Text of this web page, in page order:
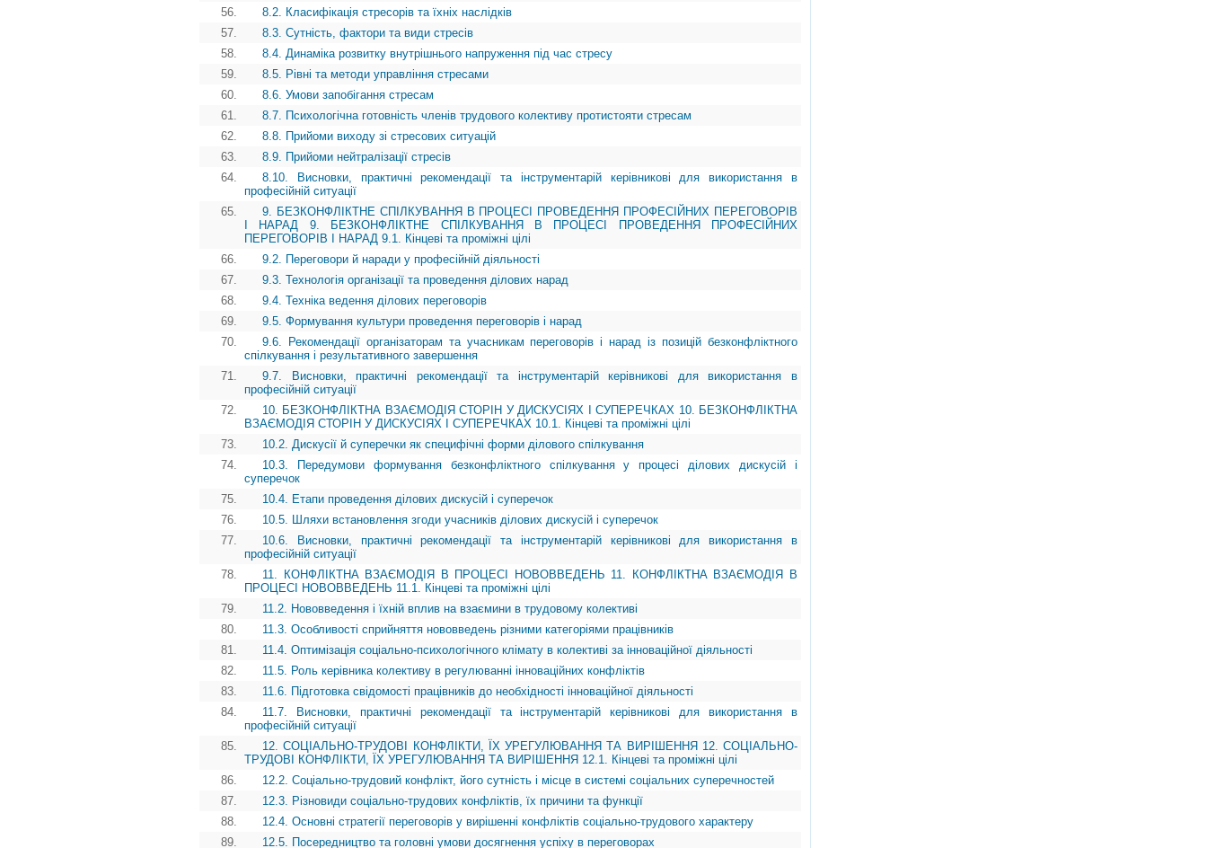
56.
8.2. Класифікація стресорів та їхніх наслідків
57.
8.3. Сутність, фактори та види стресів
58.
8.4. Динаміка розвитку внутрішнього напруження під час стресу
59.
8.5. Рівні та методи управління стресами
60.
8.6. Умови запобігання стресам
61.
8.7. Психологічна готовність членів трудового колективу протистояти стресам
62.
8.8. Прийоми виходу зі стресових ситуацій
63.
8.9. Прийоми нейтралізації стресів
64.
8.10. Висновки, практичні рекомендації та інструментарій керівникові для використання в
професійній ситуації
65.
9. БЕЗКОНФЛІКТНЕ СПІЛКУВАННЯ В ПРОЦЕСІ ПРОВЕДЕННЯ ПРОФЕСІЙНИХ ПЕРЕГОВОРІВ
І НАРАД 9. БЕЗКОНФЛІКТНЕ СПІЛКУВАННЯ В ПРОЦЕСІ ПРОВЕДЕННЯ ПРОФЕСІЙНИХ
ПЕРЕГОВОРІВ І НАРАД 9.1. Кінцеві та проміжні цілі
66.
9.2. Переговори й наради у професійній діяльності
67.
9.3. Технологія організації та проведення ділових нарад
68.
9.4. Техніка ведення ділових переговорів
69.
9.5. Формування культури проведення переговорів і нарад
70.
9.6. Рекомендації організаторам та учасникам переговорів і нарад із позицій безконфліктного
спілкування і результативного завершення
71.
9.7. Висновки, практичні рекомендації та інструментарій керівникові для використання в
професійній ситуації
72.
10. БЕЗКОНФЛІКТНА ВЗАЄМОДІЯ СТОРІН У ДИСКУСІЯХ І СУПЕРЕЧКАХ 10. БЕЗКОНФЛІКТНА
ВЗАЄМОДІЯ СТОРІН У ДИСКУСІЯХ І СУПЕРЕЧКАХ 10.1. Кінцеві та проміжні цілі
73.
10.2. Дискусії й суперечки як специфічні форми ділового спілкування
74.
10.3. Передумови формування безконфліктного спілкування у процесі ділових дискусій і
суперечок
75.
10.4. Етапи проведення ділових дискусій і суперечок
76.
10.5. Шляхи встановлення згоди учасників ділових дискусій і суперечок
77.
10.6. Висновки, практичні рекомендації та інструментарій керівникові для використання в
професійній ситуації
78.
11. КОНФЛІКТНА ВЗАЄМОДІЯ В ПРОЦЕСІ НОВОВВЕДЕНЬ 11. КОНФЛІКТНА ВЗАЄМОДІЯ В
ПРОЦЕСІ НОВОВВЕДЕНЬ 11.1. Кінцеві та проміжні цілі
79.
11.2. Нововведення і їхній вплив на взаємини в трудовому колективі
80.
11.3. Особливості сприйняття нововведень різними категоріями працівників
81.
11.4. Оптимізація соціально-психологічного клімату в колективі за інноваційної діяльності
82.
11.5. Роль керівника колективу в регулюванні інноваційних конфліктів
83.
11.6. Підготовка свідомості працівників до необхідності інноваційної діяльності
84.
11.7. Висновки, практичні рекомендації та інструментарій керівникові для використання в
професійній ситуації
85.
12. СОЦІАЛЬНО-ТРУДОВІ КОНФЛІКТИ, ЇХ УРЕГУЛЮВАННЯ ТА ВИРІШЕННЯ 12. СОЦІАЛЬНО-
ТРУДОВІ КОНФЛІКТИ, ЇХ УРЕГУЛЮВАННЯ ТА ВИРІШЕННЯ 12.1. Кінцеві та проміжні цілі
86.
12.2. Соціально-трудовий конфлікт, його сутність і місце в системі соціальних суперечностей
87.
12.3. Різновиди соціально-трудових конфліктів, їх причини та функції
88.
12.4. Основні стратегії переговорів у вирішенні конфліктів соціально-трудового характеру
89.
12.5. Посередництво та головні умови досягнення успіху в переговорах